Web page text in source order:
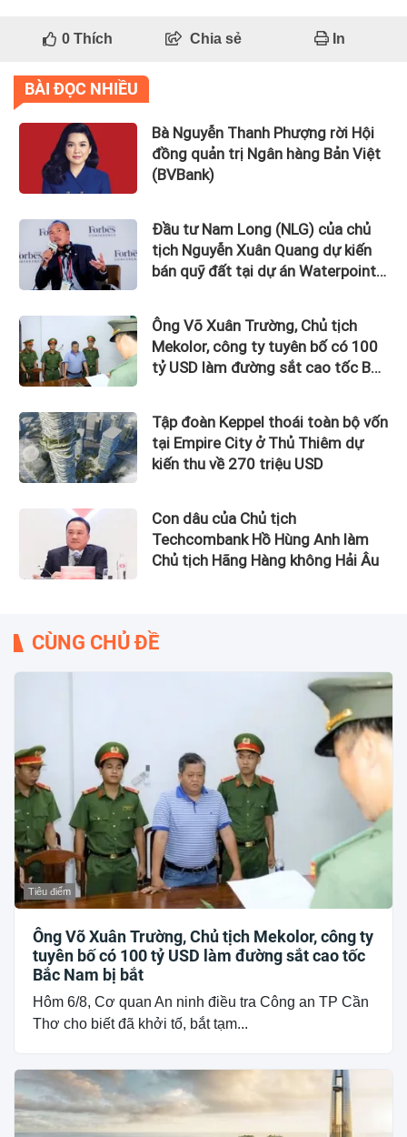
0Thích Chia sẻ In
BÀI ĐỌC NHIỀU
Bà Nguyễn Thanh Phượng rời Hội
đồng quản trị Ngân hàng Bản Việt
(BVBank)
Đầu tư Nam Long (NLG) của chủ
tịch Nguyễn Xuân Quang dự kiến
bán quỹ đất tại dự án Waterpoint,
Ông Võ Xuân Trường, Chủ tịch
Mekolor, công ty tuyên bố có 100
tỷ USD làm đường sắt cao tốc Bắc
Tập đoàn Keppel thoái toàn bộ vốn
tại Empire City ở Thủ Thiêm dự
kiến thu về 270 triệu USD
Con dâu của Chủ tịch
Techcombank Hồ Hùng Anh làm
Chủ tịch Hãng Hàng không Hải Âu
CÙNG CHỦ ĐỀ
Tiêu điểm
Ông Võ Xuân Trường, Chủ tịch Mekolor, công ty
tuyên bố có 100 tỷ USD làm đường sắt cao tốc
Bắc Nam bị bắt
Hôm 6/8, Cơ quan An ninh điều tra Công an TP Cần
Thơ cho biết đã khởi tố, bắt tạm...